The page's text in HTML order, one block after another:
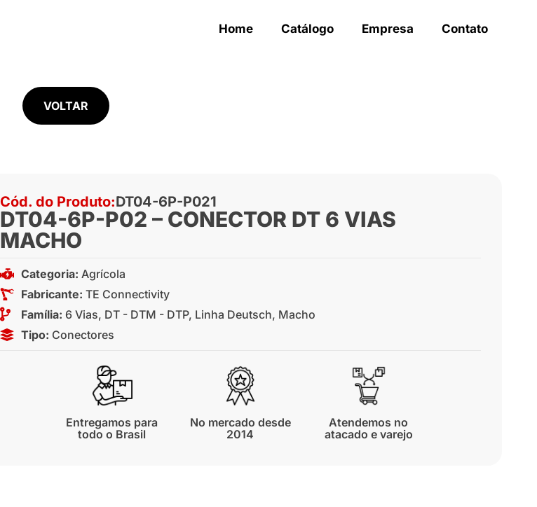
Home Catálogo Empresa Contato
VOLTAR
Cód. do Produto:DT04-6P-P021
DT04-6P-P02 – CONECTOR DT 6 VIAS
MACHO
Categoria: Agrícola
Fabricante: TE Connectivity
Família: 6 Vias, DT - DTM - DTP, Linha Deutsch, Macho
Tipo: Conectores
Entregamos para
todo o Brasil
No mercado desde
2014
Atendemos no
atacado e varejo